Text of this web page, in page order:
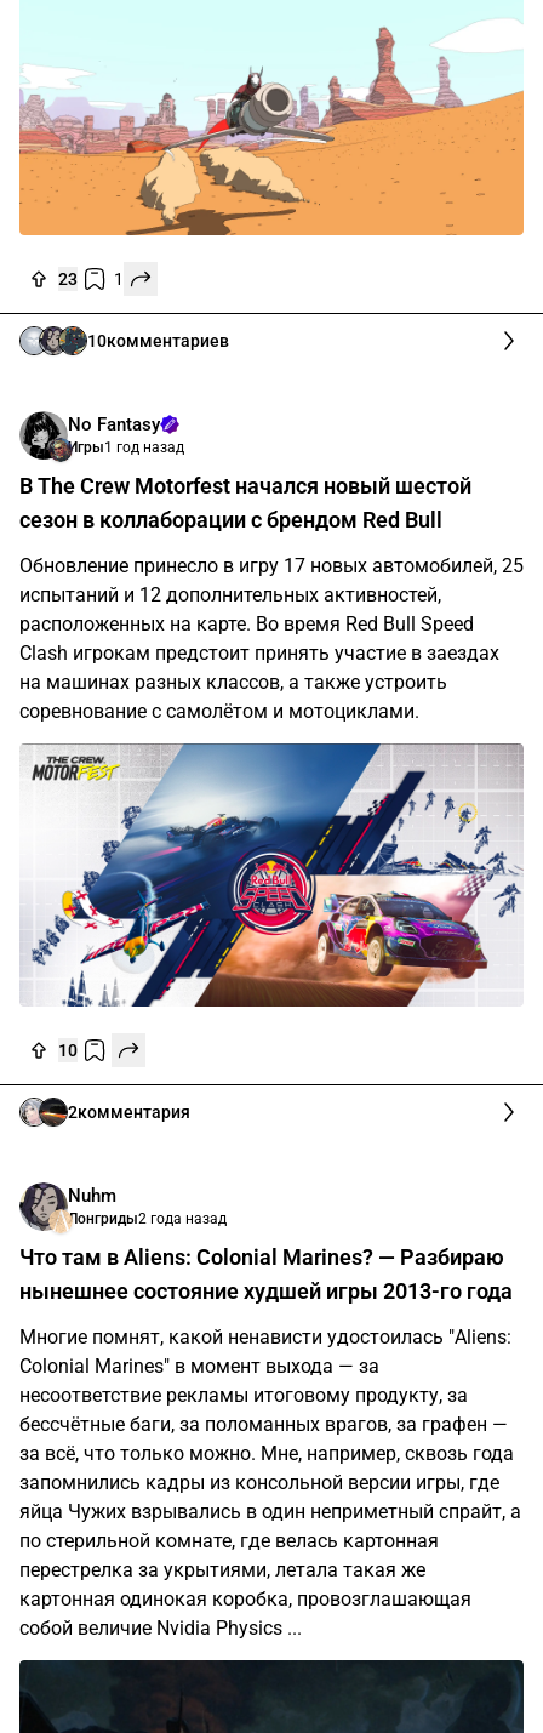
23 1
10комментариев
No Fantasy
Игры1 год назад
В The Crew Motorfest начался новый шестой
сезон в коллаборации с брендом Red Bull
Обновление принесло в игру 17 новых автомобилей, 25
испытаний и 12 дополнительных активностей,
расположенных на карте. Во время Red Bull Speed
Clash игрокам предстоит принять участие в заездах
на машинах разных классов, а также устроить
соревнование с самолётом и мотоциклами.
10
2комментария
Nuhm
Лонгриды2 года назад
Что там в Aliens: Colonial Marines? — Разбираю
нынешнее состояние худшей игры 2013-го года
Многие помнят, какой ненависти удостоилась "Aliens:
Colonial Marines" в момент выхода — за
несоответствие рекламы итоговому продукту, за
бессчётные баги, за поломанных врагов, за графен —
за всё, что только можно. Мне, например, сквозь года
запомнились кадры из консольной версии игры, где
яйца Чужих взрывались в один неприметный спрайт, а
по стерильной комнате, где велась картонная
перестрелка за укрытиями, летала такая же
картонная одинокая коробка, провозглашающая
собой величие Nvidia Physics ...